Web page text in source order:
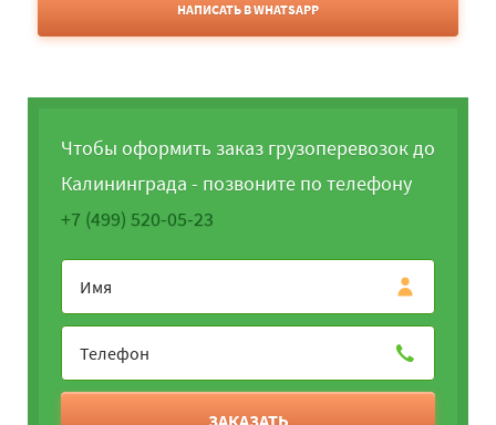
НАПИСАТЬ В WHATSAPP
Чтобы оформить заказ грузоперевозок до
Калининграда - позвоните по телефону
+7 (499) 520-05-23